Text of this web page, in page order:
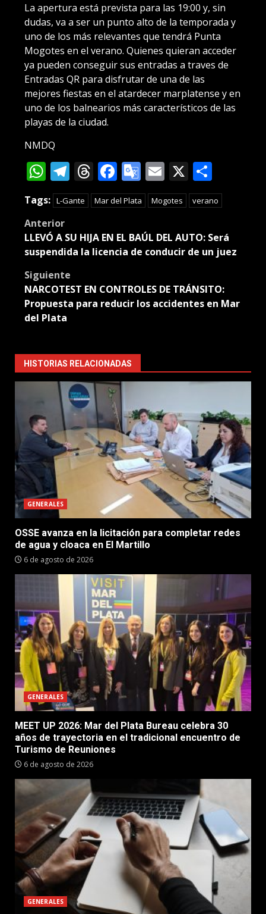
La apertura está prevista para las 19:00 y, sin
dudas, va a ser un punto alto de la temporada y
uno de los más relevantes que tendrá Punta
Mogotes en el verano. Quienes quieran acceder
ya pueden conseguir sus entradas a traves de
Entradas QR para disfrutar de una de las
mejores fiestas en el atardecer marplatense y en
uno de los balnearios más característicos de las
playas de la ciudad.
NMDQ
WhatsApp
Telegram
Threads
Facebook
Google
Translate
Email
X
Tags: L-Gante Mar del Plata Mogotes verano
Post
navigation
Anterior
LLEVÓ A SU HIJA EN EL BAÚL DEL AUTO: Será
suspendida la licencia de conducir de un juez
Siguiente
NARCOTEST EN CONTROLES DE TRÁNSITO:
Propuesta para reducir los accidentes en Mar
del Plata
HISTORIAS RELACIONADAS
GENERALES
OSSE avanza en la licitación para completar redes
de agua y cloaca en El Martillo
6 de agosto de 2026
GENERALES
MEET UP 2026: Mar del Plata Bureau celebra 30
años de trayectoria en el tradicional encuentro de
Turismo de Reuniones
6 de agosto de 2026
GENERALES